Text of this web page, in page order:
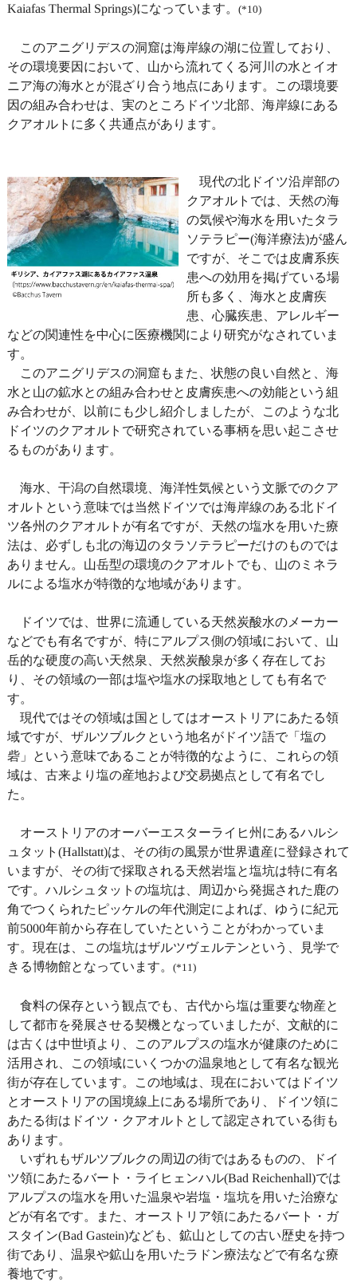
Kaiafas Thermal Springs)になっています。 (*10)
このアニグリデスの洞窟は海岸線の湖に位置しており、
その環境要因において、山から流れてくる河川の水とイオ
ニア海の海水とが混ざり合う地点にあります。この環境要
因の組み合わせは、実のところドイツ北部、海岸線にある
クアオルトに多く共通点があります。
現代の北ドイツ沿岸部の
クアオルトでは、天然の海
の気候や海水を用いたタラ
ソテラピー(海洋療法)が盛ん
ですが、そこでは皮膚系疾
患への効用を掲げている場
所も多く、海水と皮膚疾
患、心臓疾患、アレルギー
などの関連性を中心に医療機関により研究がなされていま
す。
このアニグリデスの洞窟もまた、状態の良い自然と、海
水と山の鉱水との組み合わせと皮膚疾患への効能という組
み合わせが、以前にも少し紹介しましたが、このような北
ドイツのクアオルトで研究されている事柄を思い起こさせ
るものがあります。
海水、干潟の自然環境、海洋性気候という文脈でのクア
オルトという意味では当然ドイツでは海岸線のある北ドイ
ツ各州のクアオルトが有名ですが、天然の塩水を用いた療
法は、必ずしも北の海辺のタラソテラピーだけのものでは
ありません。山岳型の環境のクアオルトでも、山のミネラ
ルによる塩水が特徴的な地域があります。
ドイツでは、世界に流通している天然炭酸水のメーカー
などでも有名ですが、特にアルプス側の領域において、山
岳的な硬度の高い天然泉、天然炭酸泉が多く存在してお
り、その領域の一部は塩や塩水の採取地としても有名で
す。
現代ではその領域は国としてはオーストリアにあたる領
域ですが、ザルツブルクという地名がドイツ語で「塩の
砦」という意味であることが特徴的なように、これらの領
域は、古来より塩の産地および交易拠点として有名でし
た。
オーストリアのオーバーエスターライヒ州にあるハルシ
ュタット(Hallstatt)は、その街の風景が世界遺産に登録されて
いますが、その街で採取される天然岩塩と塩坑は特に有名
です。ハルシュタットの塩坑は、周辺から発掘された鹿の
角でつくられたピッケルの年代測定によれば、ゆうに紀元
前5000年前から存在していたということがわかっていま
す。現在は、この塩坑はザルツヴェルテンという、見学で
きる博物館となっています。 (*11)
食料の保存という観点でも、古代から塩は重要な物産と
して都市を発展させる契機となっていましたが、文献的に
は古くは中世頃より、このアルプスの塩水が健康のために
活用され、この領域にいくつかの温泉地として有名な観光
街が存在しています。この地域は、現在においてはドイツ
とオーストリアの国境線上にある場所であり、ドイツ領に
あたる街はドイツ・クアオルトとして認定されている街も
あります。
いずれもザルツブルクの周辺の街ではあるものの、ドイ
ツ領にあたるバート・ライヒェンハル(Bad Reichenhall)では
アルプスの塩水を用いた温泉や岩塩・塩坑を用いた治療な
どが有名です。また、オーストリア領にあたるバート・ガ
スタイン(Bad Gastein)なども、鉱山としての古い歴史を持つ
街であり、温泉や鉱山を用いたラドン療法などで有名な療
養地です。